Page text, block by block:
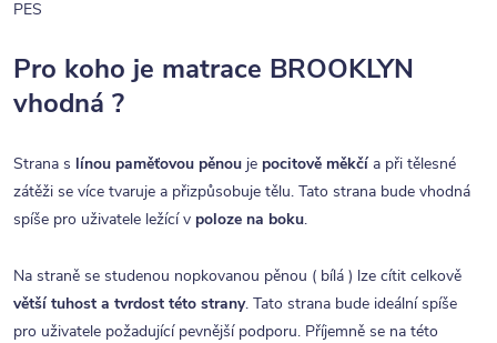
PES
Pro koho je matrace BROOKLYN
vhodná ?
Strana s línou paměťovou pěnou je pocitově měkčí a při tělesné
zátěži se více tvaruje a přizpůsobuje tělu. Tato strana bude vhodná
spíše pro uživatele ležící v poloze na boku.
Na straně se studenou nopkovanou pěnou ( bílá ) lze cítit celkově
větší tuhost a tvrdost této strany. Tato strana bude ideální spíše
pro uživatele požadující pevnější podporu. Příjemně se na této